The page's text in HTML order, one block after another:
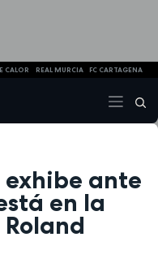
CALOR REAL MURCIA FC CARTAGENA
exhibe ante
en la